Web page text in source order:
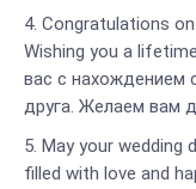
Congratulations
Wishing you a
вас с нахождением
друга. Желаем вам
May your wedding
filled with love and